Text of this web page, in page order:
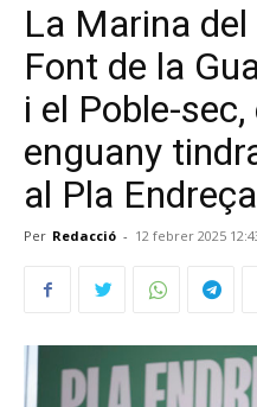
La Marina
Font de la
i el Poble-
enguany
al Pla Endreça
Per Redacció - 12 febrer 2025